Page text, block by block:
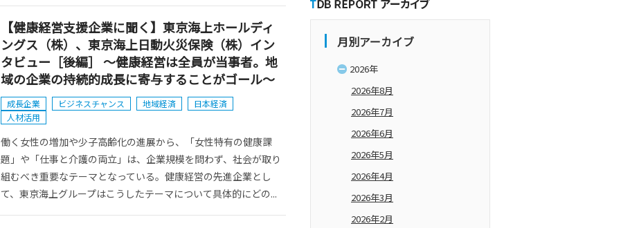
【健康経営支援企業に聞く】東京海上ホールディ
ングス（株）、東京海上日動火災保険（株）イン
タビュー［後編］ ～健康経営は全員が当事者。地
域の企業の持続的成長に寄与することがゴール～
成長企業 ビジネスチャンス 地域経済
日本経済
人材活用
働く女性の増加や少子高齢化の進展から、「女性特有の健康課
題」や「仕事と介護の両立」は、企業規模を問わず、社会が取り
組むべき重要なテーマとなっている。健康経営の先進企業とし
て、東京海上グループはこうしたテーマについて具体的にどの...
月別アーカイブ
2026年
2026年8月
2026年7月
2026年6月
2026年5月
2026年4月
2026年3月
2026年2月